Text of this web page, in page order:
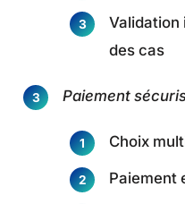
Validation
des cas
Paiement
Choix
Paiement